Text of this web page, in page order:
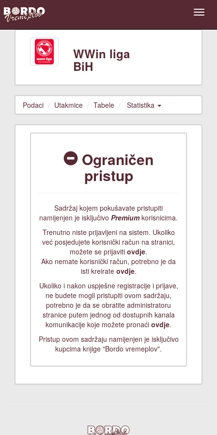
WWin liga
BiH
Podaci Utakmice Tabele Statistika
Ograničen
pristup
Sadržaj kojem pokušavate pristupiti
namijenjen je isključivo Premiumkorisnicima.
Trenutno niste prijavljeni na sistem. Ukoliko
već posjedujete korisnički račun na stranici,
možete se prijaviti ovdje.
Ako nemate korisnički račun, potrebno je da
isti kreirate ovdje.
Ukoliko i nakon uspješne registracije i prijave,
ne budete mogli pristupiti ovom sadržaju,
potrebno je da se obratite administratoru
stranice putem jednog od dostupnih kanala
komunikacije koje možete pronaći ovdje.
Pristup ovom sadržaju namijenjen je isključivo
kupcima knjige "Bordo vremeplov".